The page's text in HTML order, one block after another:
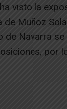
visto la
Muñoz
de Navarra
por